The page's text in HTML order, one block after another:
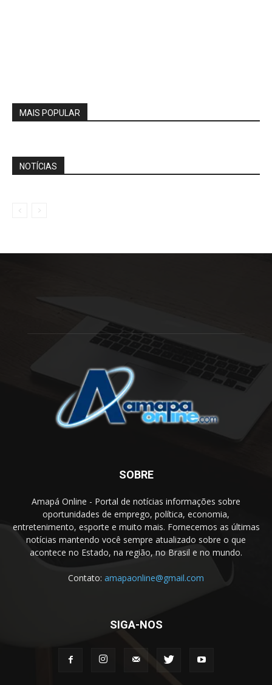
MAIS POPULAR
NOTÍCIAS
SOBRE
Amapá Online - Portal de notícias informações sobre
oportunidades de emprego, política, economia,
entretenimento, esporte e muito mais. Fornecemos as últimas
notícias mantendo você sempre atualizado sobre o que
acontece no Estado, na região, no Brasil e no mundo.
Contato: amapaonline@gmail.com
SIGA-NOS